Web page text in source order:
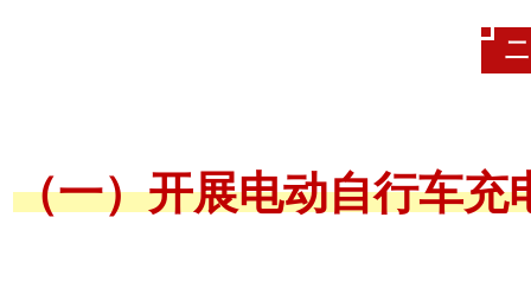
（一）开展电动自行车充